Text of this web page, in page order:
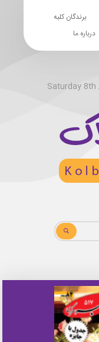
برندگان کلبه
درباره ما